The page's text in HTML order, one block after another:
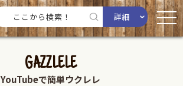
詳細
GAZZLELE
YouTubeで簡単ウクレレ